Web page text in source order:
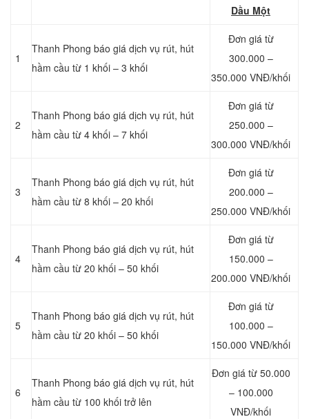
Dầu Một
1
Thanh Phong báo giá dịch vụ rút, hút
hầm cầu từ 1 khối – 3 khối
Đơn giá từ
300.000 –
350.000 VNĐ/khối
2
Thanh Phong báo giá dịch vụ rút, hút
hầm cầu từ 4 khối – 7 khối
Đơn giá từ
250.000 –
300.000 VNĐ/khối
3
Thanh Phong báo giá dịch vụ rút, hút
hầm cầu từ 8 khối – 20 khối
Đơn giá từ
200.000 –
250.000 VNĐ/khối
4
Thanh Phong báo giá dịch vụ rút, hút
hầm cầu từ 20 khối – 50 khối
Đơn giá từ
150.000 –
200.000 VNĐ/khối
5
Thanh Phong báo giá dịch vụ rút, hút
hầm cầu từ 20 khối – 50 khối
Đơn giá từ
100.000 –
150.000 VNĐ/khối
6
Thanh Phong báo giá dịch vụ rút, hút
hầm cầu từ 100 khối trở lên
Đơn giá từ 50.000
– 100.000
VNĐ/khối